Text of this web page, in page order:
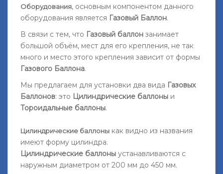
Оборудования, основным компонентом данного
оборудования является Газовый Баллон.
В связи с тем, что Газовый баллон занимает
большой объём, мест для его крепления, не так
много и место этого крепления зависит от формы
Газового Баллона.
Мы предлагаем для установки два вида Газовых
Баллонов: это Цилиндрические баллоны и
Тороидальные баллоны.
Цилиндрические баллоны как видно из названия
имеют форму цилиндра.
Цилиндрические баллоны устанавливаются с
наружным диаметром от 200 мм до 450 мм.